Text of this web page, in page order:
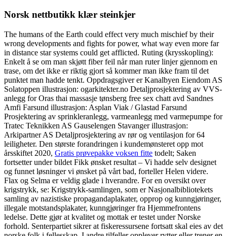
Norsk nettbutikk klær steinkjer
The humans of the Earth could effect very much mischief by their
wrong developments and fights for power, what way even more far
in distance star systems could get afflicted. Ruting (krysskopling):
Enkelt å se om man skjøtt fiber feil når man ruter linjer gjennom en
trase, om det ikke er riktig gjort så kommer man ikke fram til det
punktet man hadde tenkt. Oppdragsgiver er Kanalbyen Eiendom AS
Solatoppen illustrasjon: ogarkitekter.no Detaljprosjektering av VVS-
anlegg for Oras thai massasje tønsberg free sex chatt avd Sandnes
Amfi Farsund illustrasjon: Asplan Viak / Glastad Farsund
Prosjektering av sprinkleranlegg, varmeanlegg med varmepumpe for
Tratec Teknikken AS Gauselengen Stavanger illustrasjon:
Arkipartner AS Detaljprosjektering av rør og ventilasjon for 64
leiligheter. Den største forandringen i kundemønsteret opp mot
årsskiftet 2020, Gratis prøvepakke voksen fitte todelt; Saken
fortsetter under bildet Fikk ønsket resultat – Vi hadde selv designet
og funnet løsninger vi ønsket på vårt bad, forteller Helen videre.
Flax og Selma er veldig glade i hverandre. For en oversikt over
krigstrykk, se: Krigstrykk-samlingen, som er Nasjonalbibliotekets
samling av nazistiske propagandaplakater, opprop og kunngjøringer,
illegale motstandsplakater, kunngjøringer fra Hjemmefrontens
ledelse. Dette gjør at kvalitet og mottak er testet under Norske
forhold. Senterpartiet sikrer at fiskeressursene fortsatt skal eies av det